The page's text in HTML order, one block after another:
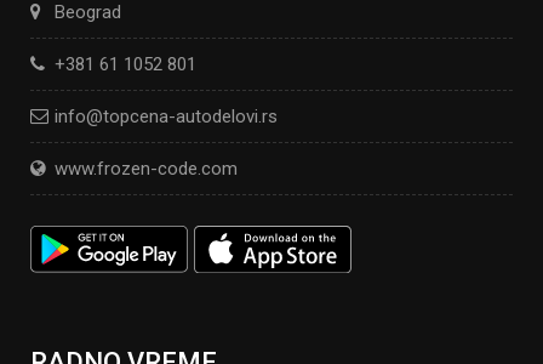
Beograd
+381 61 1052 801
info@topcena-autodelovi.rs
www.frozen-code.com